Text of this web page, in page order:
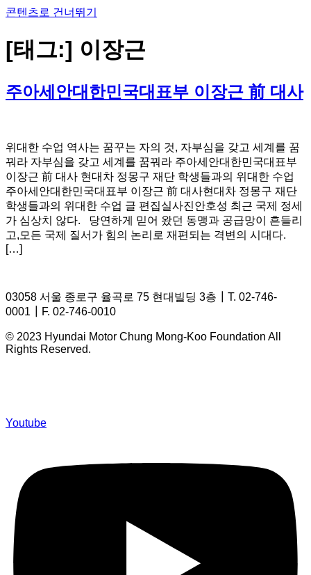
콘텐츠로 건너뛰기
[태그:] 이장근
주아세안대한민국대표부 이장근 前 대사
위대한 수업 역사는 꿈꾸는 자의 것, 자부심을 갖고 세계를 꿈
꿔라 자부심을 갖고 세계를 꿈꿔라 주아세안대한민국대표부
이장근 前 대사 현대차 정몽구 재단 학생들과의 위대한 수업
주아세안대한민국대표부 이장근 前 대사현대차 정몽구 재단
학생들과의 위대한 수업 글 편집실사진안호성 최근 국제 정세
가 심상치 않다. 당연하게 믿어 왔던 동맹과 공급망이 흔들리
고,모든 국제 질서가 힘의 논리로 재편되는 격변의 시대다.
[…]
03058 서울 종로구 율곡로 75 현대빌딩 3층┃T. 02-746-
0001┃F. 02-746-0010
© 2023 Hyundai Motor Chung Mong-Koo Foundation All
Rights Reserved.
Youtube